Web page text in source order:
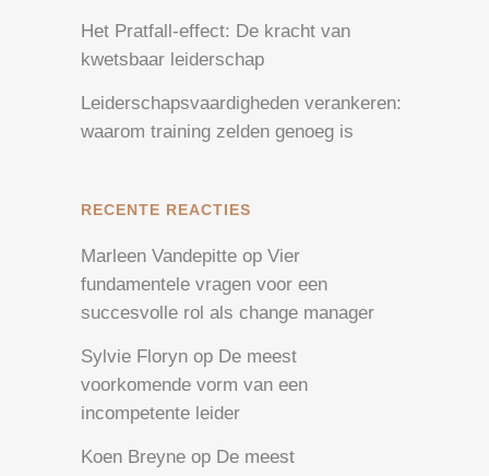
Het Pratfall-effect: De kracht van
kwetsbaar leiderschap
Leiderschapsvaardigheden verankeren:
waarom training zelden genoeg is
RECENTE REACTIES
Marleen Vandepitte op Vier
fundamentele vragen voor een
succesvolle rol als change manager
Sylvie Floryn op De meest
voorkomende vorm van een
incompetente leider
Koen Breyne op De meest